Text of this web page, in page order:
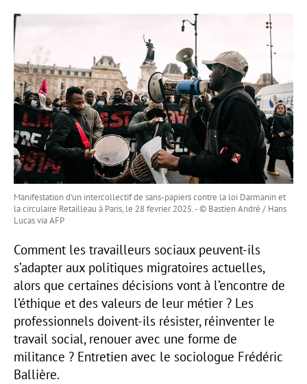
Manifestation d'un intercollectif de sans-papiers contre la loi Darmanin et
la circulaire Retailleau à Paris, le 28 fevrier 2025. - © Bastien André / Hans
Lucas via AFP
Comment les travailleurs sociaux peuvent-ils
s’adapter aux politiques migratoires actuelles,
alors que certaines décisions vont à l’encontre de
l’éthique et des valeurs de leur métier ? Les
professionnels doivent-ils résister, réinventer le
travail social, renouer avec une forme de
militance ? Entretien avec le sociologue Frédéric
Ballière.